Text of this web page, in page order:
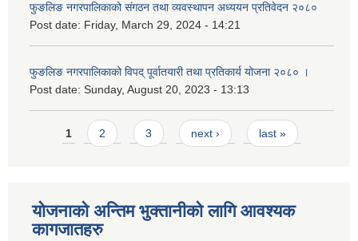
फुङलिङ नगरपालिकाको संगठन तथा व्यवस्थापन अध्ययन प्रतिवेदन २०८०
Post date: Friday, March 29, 2024 - 14:21
फुङलिङ नगरपालिकाको विपद् पूर्वातयारी तथा प्रतिकार्य योजना २०८० ।
Post date: Sunday, August 20, 2023 - 13:13
Pages
1 2 3 next › last »
योजनाको अन्तिम भुक्तानीको लागि आवश्यक
कागजातहरु